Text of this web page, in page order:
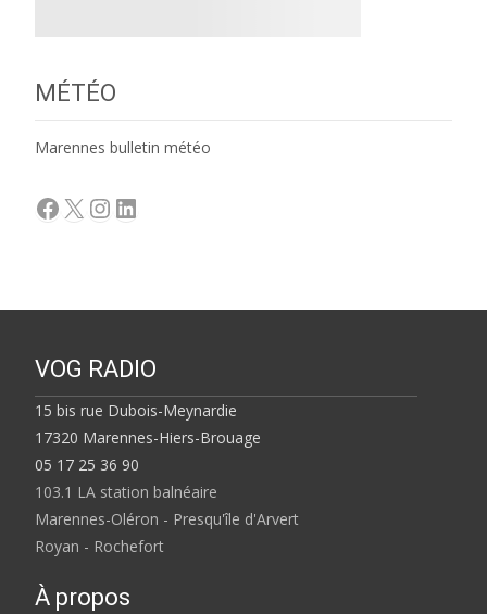
MÉTÉO
Marennes bulletin météo
Facebook
X Instagram
LinkedIn
VOG RADIO
15 bis rue Dubois-Meynardie
17320 Marennes-Hiers-Brouage
05 17 25 36 90
103.1 LA station balnéaire
Marennes-Oléron - Presqu'île d'Arvert
Royan - Rochefort
À propos